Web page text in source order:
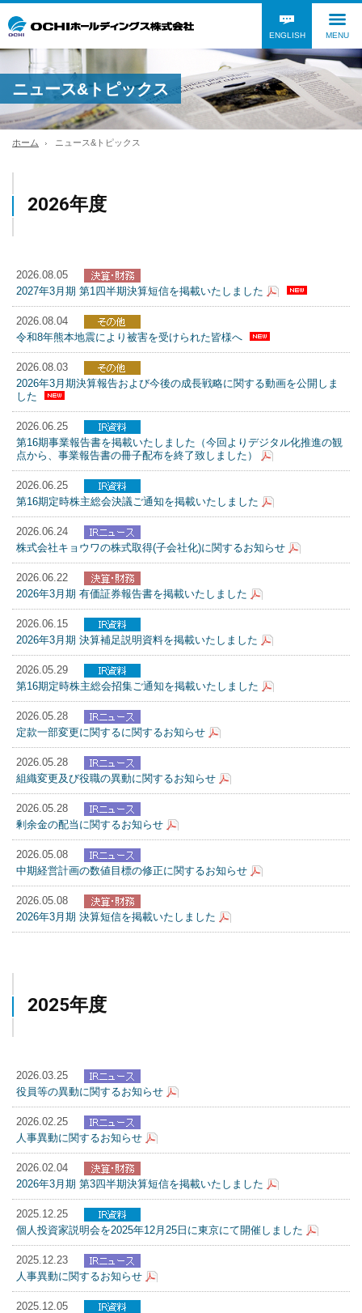
ENGLISH MENU
ニュース&トピックス
ホーム ニュース&トピックス
2026年度
2026.08.05
2027年3月期 第1四半期決算短信を掲載いたしました
2026.08.04
令和8年熊本地震により被害を受けられた皆様へ
2026.08.03
2026年3月期決算報告および今後の成長戦略に関する動画を公開しま
した
2026.06.25
第16期事業報告書を掲載いたしました（今回よりデジタル化推進の観
点から、事業報告書の冊子配布を終了致しました）
2026.06.25
第16期定時株主総会決議ご通知を掲載いたしました
2026.06.24
株式会社キョウワの株式取得(子会社化)に関するお知らせ
2026.06.22
2026年3月期 有価証券報告書を掲載いたしました
2026.06.15
2026年3月期 決算補足説明資料を掲載いたしました
2026.05.29
第16期定時株主総会招集ご通知を掲載いたしました
2026.05.28
定款一部変更に関するに関するお知らせ
2026.05.28
組織変更及び役職の異動に関するお知らせ
2026.05.28
剰余金の配当に関するお知らせ
2026.05.08
中期経営計画の数値目標の修正に関するお知らせ
2026.05.08
2026年3月期 決算短信を掲載いたしました
2025年度
2026.03.25
役員等の異動に関するお知らせ
2026.02.25
人事異動に関するお知らせ
2026.02.04
2026年3月期 第3四半期決算短信を掲載いたしました
2025.12.25
個人投資家説明会を2025年12月25日に東京にて開催しました
2025.12.23
人事異動に関するお知らせ
2025.12.05